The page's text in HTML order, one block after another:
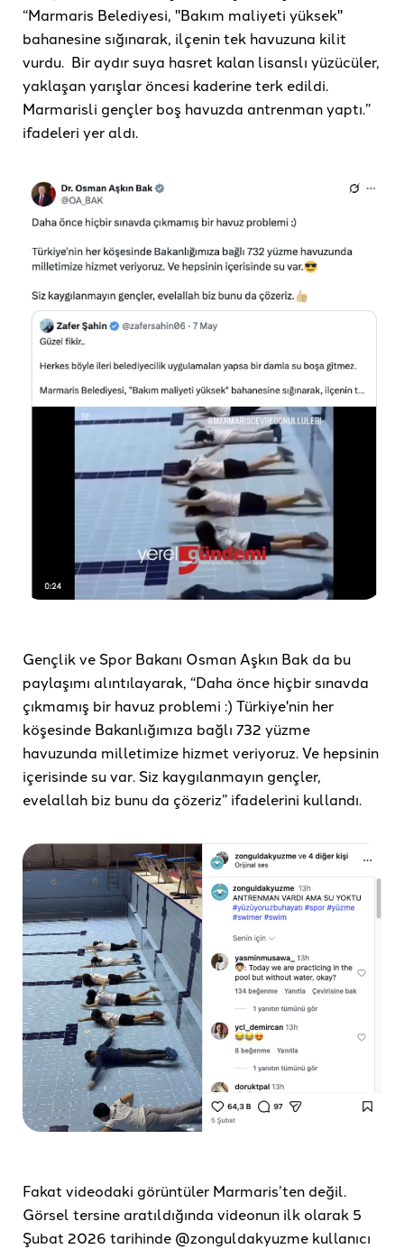
“Marmaris Belediyesi, "Bakım maliyeti yüksek"
bahanesine sığınarak, ilçenin tek havuzuna kilit
vurdu. Bir aydır suya hasret kalan lisanslı yüzücüler,
yaklaşan yarışlar öncesi kaderine terk edildi.
Marmarisli gençler boş havuzda antrenman yaptı.”
ifadeleri yer aldı.
Gençlik ve Spor Bakanı Osman Aşkın Bak da bu
paylaşımı alıntılayarak, “Daha önce hiçbir sınavda
çıkmamış bir havuz problemi :) Türkiye'nin her
köşesinde Bakanlığımıza bağlı 732 yüzme
havuzunda milletimize hizmet veriyoruz. Ve hepsinin
içerisinde su var. Siz kaygılanmayın gençler,
evelallah biz bunu da çözeriz” ifadelerini kullandı.
Fakat videodaki görüntüler Marmaris’ten değil.
Görsel tersine aratıldığında videonun ilk olarak 5
Şubat 2026 tarihinde @zonguldakyuzme kullanıcı